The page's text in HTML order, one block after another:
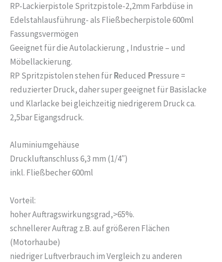
RP-Lackierpistole Spritzpistole-2,2mm Farbdüse in
Edelstahlausführung- als Fließbecherpistole 600ml
Fassungsvermögen
Geeignet für die Autolackierung , Industrie – und
Möbellackierung.
RP Spritzpistolen stehen fürReduced Pressure =
reduzierter Druck, daher super geeignet für Basislacke
und Klarlacke bei gleichzeitig niedrigerem Druck ca.
2,5bar Eigangsdruck.
Aluminiumgehäuse
Druckluftanschluss 6,3 mm (1/4″)
inkl. Fließbecher 600ml
Vorteil:
hoher Auftragswirkungsgrad,>65%.
schnellerer Auftrag z.B. auf größeren Flächen
(Motorhaube)
niedriger Luftverbrauch im Vergleich zu anderen